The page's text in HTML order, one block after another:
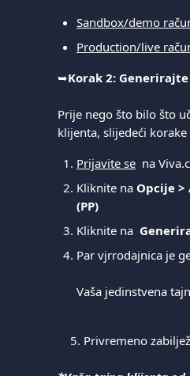
Sandbox/demo
Production/live
➥Korak 2:
Prije nego što bilo što
klijenta, slijedeći korake
Prijavite se
na
Kliknite na Opcije >
(PP)
Kliknite na
Par vjrrodajnica je
Vaša jedinstvena
5. Privremeno